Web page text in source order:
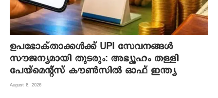
ഉപഭോക്താക്കൾക്ക് UPI സേവനങ്ങൾ
സൗജന്യമായി തുടരും: അഭ്യൂഹം തള്ളി
പേയ്‌മെന്റ്സ് കൗൺസിൽ ഓഫ് ഇന്ത്യ
August 8, 2026